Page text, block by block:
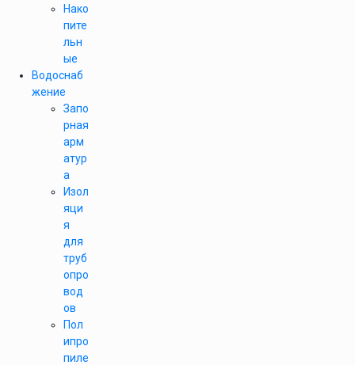
Нако
пите
льн
ые
Водоснаб
жение
Запо
рная
арм
атур
а
Изол
яци
я
для
труб
опро
вод
ов
Пол
ипро
пиле